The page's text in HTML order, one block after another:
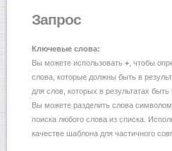
Запрос
Ключевые слова:
Вы можете использовать + , чтобы
слова, которые должны быть в
для слов, которых в результатах быть
Вы можете разделить слова символом
поиска любого слова из списка.
качестве шаблона для частичного